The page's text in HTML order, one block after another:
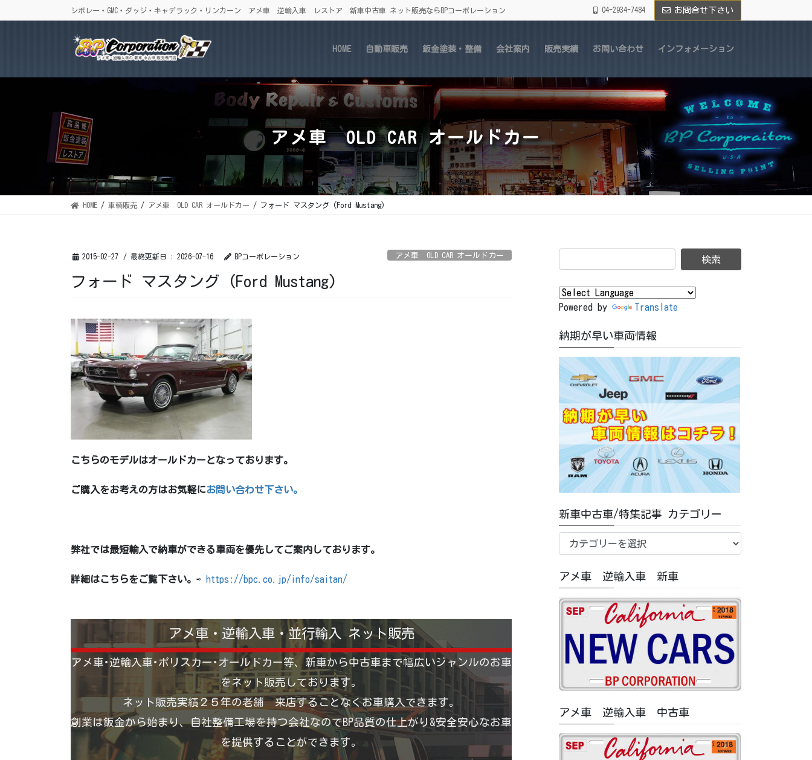
ン
に
ビ
ョ
シボレー・GMC・ダッジ・キャデラック・リンカーン アメ車 逆輸入車 レストア 新車中古車 ネット販売ならBPコーポレーション 04-2934-7484 お問合せ下さい
HOME 自動車販売 鈑金塗装・整備 会社案内 販売実績 お問い合わせ インフォメーション
アメ車 OLD CAR オールドカー
HOME 車輌販売 アメ車 OLD CAR オールドカー フォード マスタング (Ford Mustang)
2015-02-27 / 最終更新日 : 2026-07-16 BPコーポレーション アメ車 OLD CAR オールドカー
フォード マスタング (Ford Mustang)
こちらのモデルはオールドカーとなっております。
ご購入をお考えの方はお気軽にお問い合わせ下さい。
弊社では最短輸入で納車ができる車両を優先してご案内しております。
詳細はこちらをご覧下さい。 ⇨ https://bpc.co.jp/info/saitan/
アメ車・逆輸入車・並行輸入 ネット販売
アメ車･逆輸入車･ポリスカー･オールドカー等、新車から中古車まで幅広いジャンルのお車
をネット販売しております。
ネット販売実績２５年の老舗 来店することなくお車購入できます。
創業は鈑金から始まり、自社整備工場を持つ会社なのでBP品質の仕上がり&安全安心なお車
を提供することができます。
Powered by Translate
納期が早い車両情報
新車中古車/特集記事 カテゴリー
車
古
車/
特
リ
ー
アメ車 逆輸入車 新車
アメ車 逆輸入車 中古車